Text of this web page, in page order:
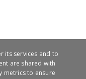
its services and to
are shared with
metrics to ensure